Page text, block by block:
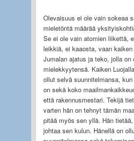
Olevaisuus ei ole vain sokeaa
mieletöntä määrää
Se ei ole vain atomien liikettä,
leikkiä, ei kaaosta, vaan
Jumalan ajatus ja teko, jolla on
mielekkyytensä. Kaiken
ollut selvä suunnitelmansa,
on sekä koko
että rakennusmestari. Tekijä
varten hän on tehnyt tämän
pitää myös sen yllä. Hän
johtaa sen kulun. Hänellä on